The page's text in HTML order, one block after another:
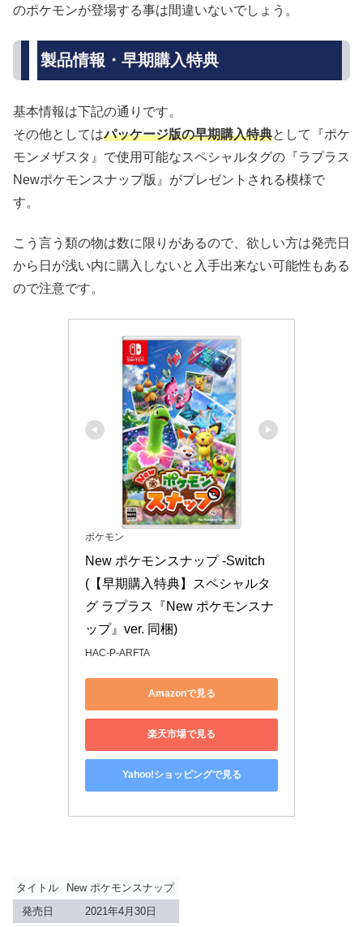
のポケモンが登場する事は間違いないでしょう。
製品情報・早期購入特典
基本情報は下記の通りです。
その他としてはパッケージ版の早期購入特典として『ポケ
モンメザスタ』で使用可能なスペシャルタグの『ラプラス
Newポケモンスナップ版』がプレゼントされる模様で
す。
こう言う類の物は数に限りがあるので、欲しい方は発売日
から日が浅い内に購入しないと入手出来ない可能性もある
ので注意です。
ポケモン
New ポケモンスナップ -Switch
(【早期購入特典】スペシャルタ
グ ラプラス『New ポケモンスナ
ップ』ver. 同梱)
HAC-P-ARFTA
Amazonで見る
楽天市場で見る
Yahoo!ショッピングで見る
タイトル
New ポケモンスナップ
発売日
2021年4月30日